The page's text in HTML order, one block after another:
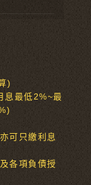
)
息最低2%~最
可只繳利息
各項負債授